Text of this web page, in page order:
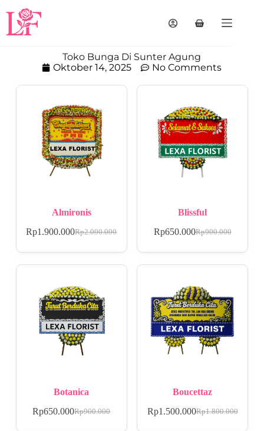
Toko Bunga Di Sunter Agung
Oktober 14, 2025
No Comments
Almironis
Rp2.000.000
Rp1.900.000
Blissful
Rp900.000
Rp650.000
Botanica
Rp900.000
Rp650.000
Boucettaz
Rp1.800.000
Rp1.500.000